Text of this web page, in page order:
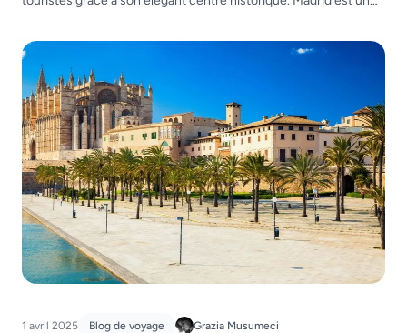
meilleure chose à faire lorsque vous venez visiter cette ville est
de l’explorer […]
1 avril 2025 Blog de voyage Grazia Musumeci